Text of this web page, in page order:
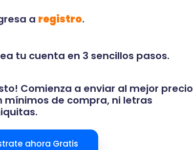
a registro.
tu cuenta en 3 sencillos pasos.
Comienza a enviar al mejor
mínimos de compra, ni letras
ahora Gratis